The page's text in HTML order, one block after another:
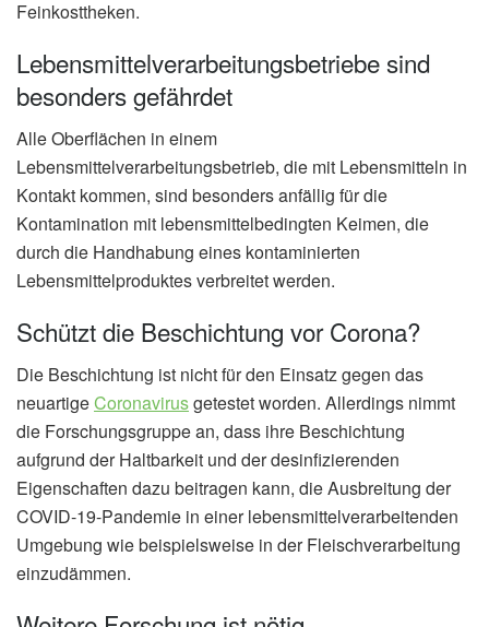
Feinkosttheken.
Lebensmittelverarbeitungsbetriebe sind
besonders gefährdet
Alle Oberflächen in einem
Lebensmittelverarbeitungsbetrieb, die mit Lebensmitteln in
Kontakt kommen, sind besonders anfällig für die
Kontamination mit lebensmittelbedingten Keimen, die
durch die Handhabung eines kontaminierten
Lebensmittelproduktes verbreitet werden.
Schützt die Beschichtung vor Corona?
Die Beschichtung ist nicht für den Einsatz gegen das
neuartigeCoronavirusgetestet worden. Allerdings nimmt
die Forschungsgruppe an, dass ihre Beschichtung
aufgrund der Haltbarkeit und der desinfizierenden
Eigenschaften dazu beitragen kann, die Ausbreitung der
COVID-19-Pandemie in einer lebensmittelverarbeitenden
Umgebung wie beispielsweise in der Fleischverarbeitung
einzudämmen.